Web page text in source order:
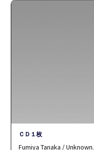
ＣＤ１枚
Fumiya Tanaka /